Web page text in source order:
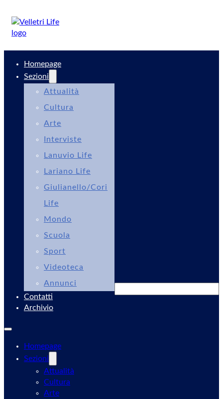
Homepage
Sezioni
Attualità
Cultura
Arte
Interviste
Lanuvio Life
Lariano Life
Giulianello/Cori
Life
Mondo
Scuola
Sport
Videoteca
Annunci
Contatti
Archivio
Homepage
Sezioni
Attualità
Cultura
Arte